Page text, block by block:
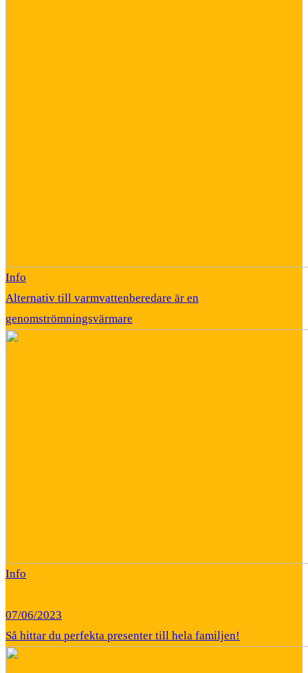
Info
Alternativ till varmvattenberedare är en
genomströmningsvärmare
Info
07/06/2023
Så hittar du perfekta presenter till hela familjen!